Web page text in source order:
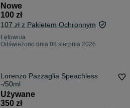
Nowe
100 zł
107 zł z Pakietem Ochronnym
Łętownia
Odświeżono dnia 08 sierpnia 2026
Lorenzo Pazzaglia Speachless
-/50ml
Używane
350 zł